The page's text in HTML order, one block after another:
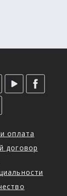
оплата
договор